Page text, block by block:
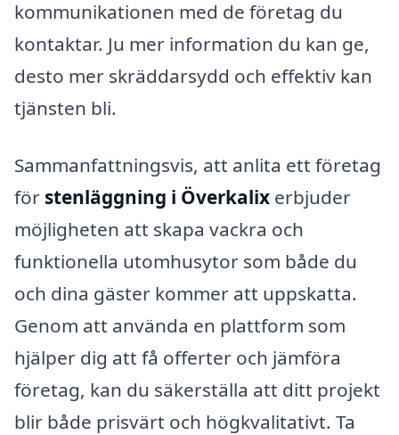
kommunikationen med de företag du
kontaktar. Ju mer information du kan ge,
desto mer skräddarsydd och effektiv kan
tjänsten bli.
Sammanfattningsvis, att anlita ett företag
för stenläggning i Överkalix erbjuder
möjligheten att skapa vackra och
funktionella utomhusytor som både du
och dina gäster kommer att uppskatta.
Genom att använda en plattform som
hjälper dig att få offerter och jämföra
företag, kan du säkerställa att ditt projekt
blir både prisvärt och högkvalitativt. Ta